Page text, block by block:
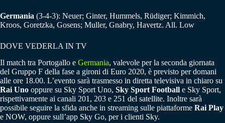
Germania (3-4-3): Neuer; Ginter, Hummels, Rüdiger; Kimmich,
Kroos, Goretzka, Gosens; Muller, Gnabry, Havertz. All. Low
DOVE VEDERLA IN TV
Il match tra Portogallo e Germania, valevole per la seconda giornata
del Gruppo F della fase a gironi di Euro 2020, è previsto per domani
alle ore 18.00. L’evento sarà trasmesso in diretta televisiva in chiaro su
Rai Uno oppure su Sky Sport Uno, Sky Sport Football e Sky Sport,
rispettivamente ai canali 201, 203 e 251 del satellite. Inoltre sarà
possibile seguire la sfida anche in streaming sulle piattaforme Rai Play
e NOW, oppure sull’app Sky Go, per i clienti Sky.